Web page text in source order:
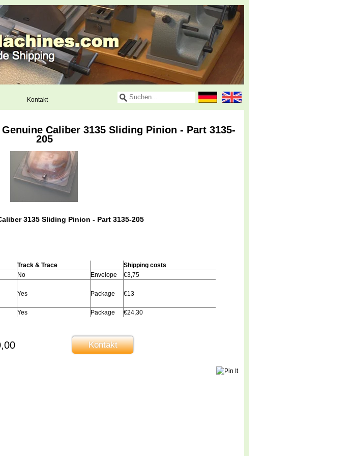
Kontakt
Genuine Caliber 3135 Sliding Pinion - Part 3135-
205
3135 Sliding Pinion - Part 3135-205
Track & Trace
Shipping costs
No Envelope
€3,75
Yes Package €13
Yes Package €24,30
Kontakt